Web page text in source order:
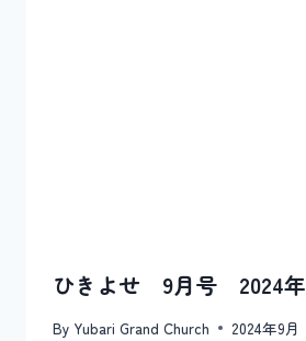
ひきよせ 9月号 2024年
By Yubari Grand Church 2024年9月